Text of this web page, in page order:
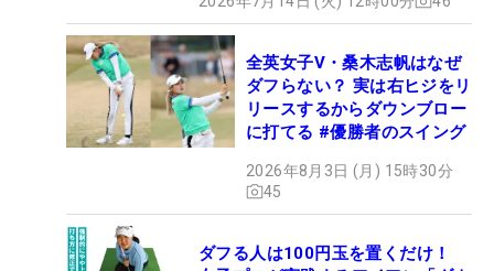
全英女子V・桑木志帆はなぜ
ダフらない？ 実は右ヒジをリ
リースするからダウンブロー
に打てる #優勝者のスイング
2026年8月3日 (月) 15時30分
45
ダフる人は100円玉を置くだけ！